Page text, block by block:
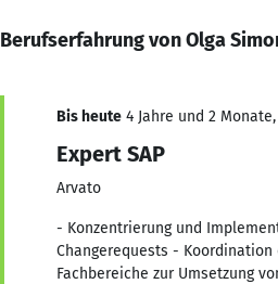
Berufserfahrung von Olga
Bis heute 4 Jahre und 2
Expert SAP
Arvato
- Konzentrierung und
Changerequests -
Fachbereiche zur Umsetzung